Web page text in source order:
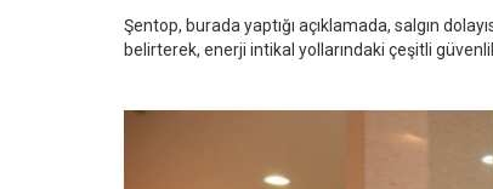
Şentop, burada yaptığı açıklamada, salgın
belirterek, enerji intikal yollarındaki çeşitli